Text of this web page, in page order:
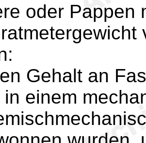
oder Pappen
Gehalt an
in einem